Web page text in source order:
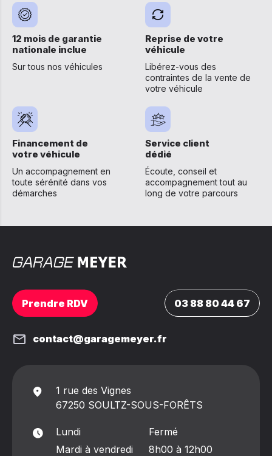
12 mois de garantie
nationale inclue
Sur tous nos véhicules
Reprise de votre
véhicule
Libérez-vous des
contraintes de la vente de
votre véhicule
Financement de
votre véhicule
Un accompagnement en
toute sérénité dans vos
démarches
Service client
dédié
Écoute, conseil et
accompagnement tout au
long de votre parcours
Prendre RDV 03 88 80 44 67
contact@garagemeyer.fr
1 rue des Vignes
67250 SOULTZ-SOUS-FORÊTS
Lundi
Fermé
Mardi à vendredi
8h00 à 12h00